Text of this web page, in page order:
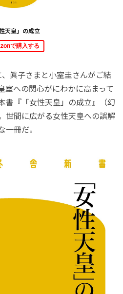
性天皇」の成立
で購入する
眞子さまと小室圭さんがご結
室への関心がにわかに高まって
書『「女性天皇」の成立』（幻
世間に広がる女性天皇への誤解
冊だ。